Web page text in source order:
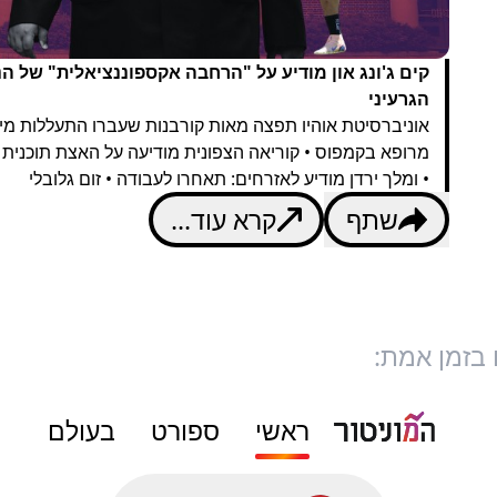
קים ג'ונג און מודיע על "הרחבה אקספוננציאלית" של
הגרעיני
אוניברסיטת אוהיו תפצה מאות קורבנות שעברו התעללות
מרופא בקמפוס • קוריאה הצפונית מודיעה על האצת תוכנית
• ומלך ירדן מודיע לאזרחים: תאחרו לעבודה • זום גלובלי
קרא עוד... שתף
בזמן אמת:
ראשי ספורט בעולם